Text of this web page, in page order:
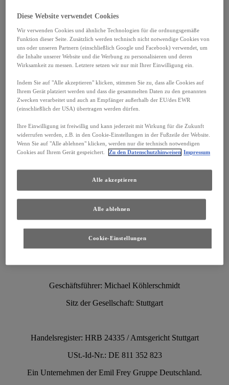
E-Mail:ahz.mannheim@toyota-online.de
AHZ Automobil Handels Zentrum GmbH
Leitzstraße 51
D-70469 Stuttgart
Tel: 0711 64494-0
Fax: 0711 64494-68
Internet:www.toyota-zentrum.de
Geschäftsführer: Michael Köhlerschmidt
Sitz der Gesellschaft: Stuttgart
Handelsregister: HRB 24335 / Amtsgericht Stuttgart
USt.-Id-Nr.: DE 811 352 823
Ein Unternehmen der Emil Frey Gruppe Deutschland.
Diese Website verwendet Cookies
Wir verwenden Cookies und ähnliche Technologien für die ordnungsgemäße
Funktion dieser Seite. Zusätzlich werden technisch nicht notwendige Cookies von
uns oder unseren Partnern (einschließlich Google und Facebook) verwendet, um
die Inhalte unserer Website und die Werbung zu personalisieren und deren
Wirksamkeit zu messen. Letztere setzen wir nur mit Ihrer Einwilligung ein.
Indem Sie auf "Alle akzeptieren" klicken, stimmen Sie zu, dass alle Cookies auf
Ihrem Gerät platziert werden und dass die gesammelten Daten zu den genannten
Zwecken verarbeitet und auch an Empfänger außerhalb der EU/des EWR
(einschließlich der USA) übertragen werden dürfen.
Ihre Einwilligung ist freiwillig und kann jederzeit mit Wirkung für die Zukunft
widerrufen werden, z.B. in den Cookie-Einstellungen in der Fußzeile der Website.
Wenn Sie auf "Alle ablehnen" klicken, werden nur die technisch notwendigen
Cookies auf Ihrem Gerät gespeichert.
Zu den Datenschutzhinweisen Impressum
Cookie-Einstellungen
Alle ablehnen
Alle akzeptieren